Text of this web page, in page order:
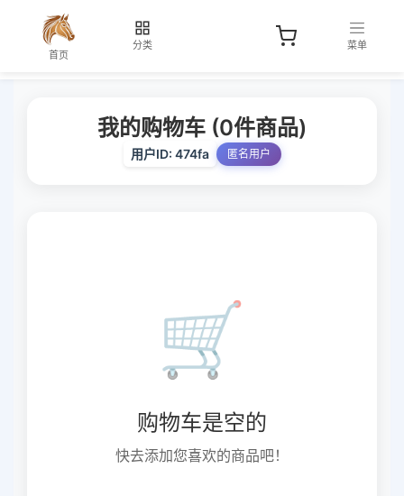
首页
分类 菜单
我的购物车 (0件商品)
用户ID: 474fa 匿名用户
🛒
购物车是空的
快去添加您喜欢的商品吧！